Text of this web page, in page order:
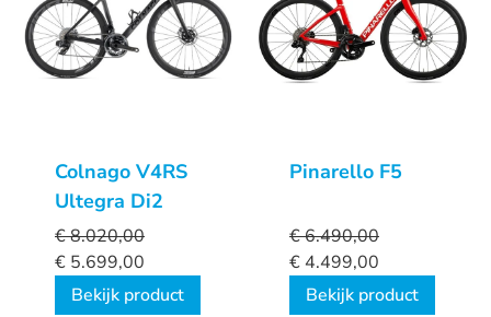
Colnago V4RS
Ultegra Di2
€8.020,00
€ 5.699,00
Bekijk product
Pinarello F5
€6.490,00
€ 4.499,00
Bekijk product